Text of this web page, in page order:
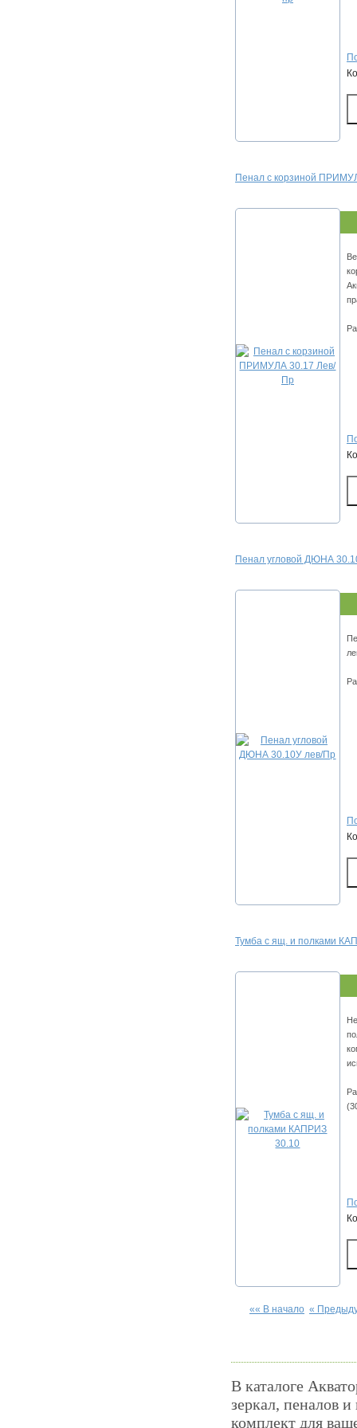
Пенал с корзиной
Пенал угловой ДЮНА
Тумба с ящ. и полками
«« В начало «
В каталоге
зеркал, пеналов
комплект для